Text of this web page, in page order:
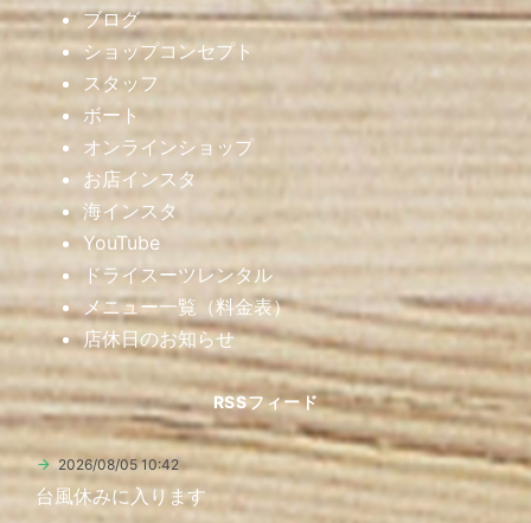
ブログ
ショップコンセプト
スタッフ
ボート
オンラインショップ
お店インスタ
海インスタ
YouTube
ドライスーツレンタル
メニュー一覧（料金表）
店休日のお知らせ
RSSフィード
2026/08/05 10:42
台風休みに入ります